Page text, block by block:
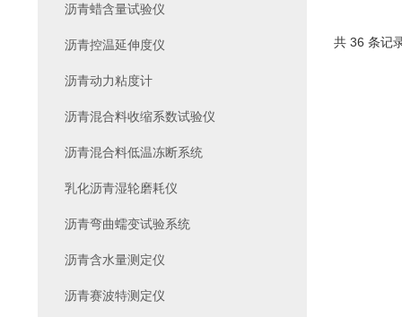
共 36 条记
沥青蜡含量试验仪
沥青控温延伸度仪
沥青动力粘度计
沥青混合料收缩系数试验仪
沥青混合料低温冻断系统
乳化沥青湿轮磨耗仪
沥青弯曲蠕变试验系统
沥青含水量测定仪
沥青赛波特测定仪